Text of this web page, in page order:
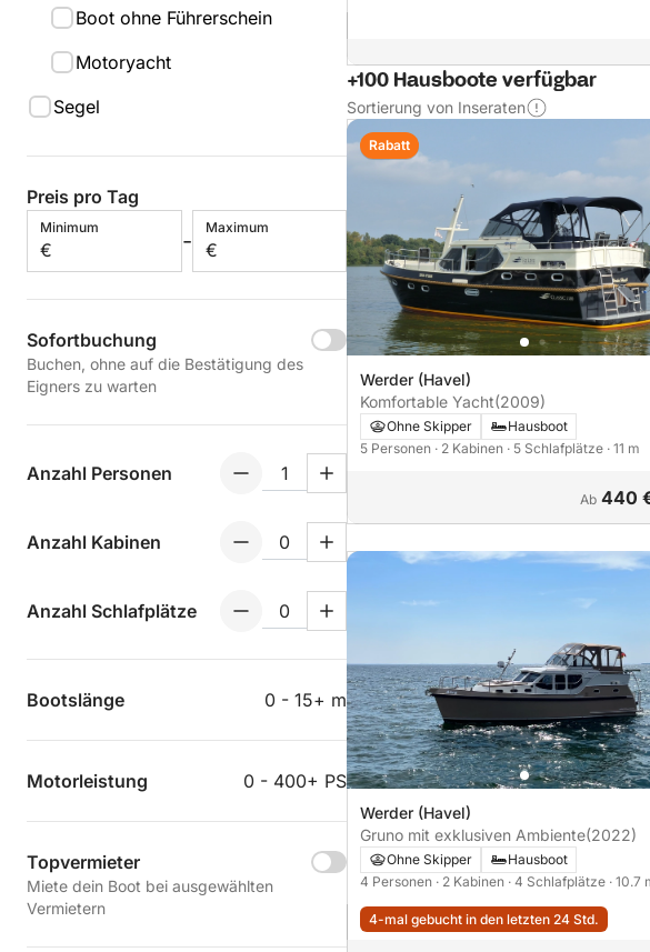
Boot ohne Führerschein
Motoryacht
Segel
Preis pro Tag
Minimum
€ -
Maximum
€
Sofortbuchung
Buchen, ohne auf die Bestätigung des
Eigners zu warten
Anzahl Personen
Anzahl Kabinen
Anzahl Schlafplätze
Bootslänge 0 - 15+ m
Motorleistung 0 - 400+ PS
Topvermieter
Miete dein Boot bei ausgewählten
Vermietern
+100 Hausboote verfügbar
Sortierung von Inseraten
Werder (Havel)
Komfortable Yacht(2009)
Ohne Skipper
Hausboot
5 Personen · 2 Kabinen · 5 Schlafplätze · 11 m
Ab 440
Rabatt
Werder (Havel)
Gruno mit exklusiven Ambiente(2022)
Ohne Skipper
Hausboot
4 Personen · 2 Kabinen · 4 Schlafplätze · 10.7
4-mal gebucht in den letzten 24 Std.